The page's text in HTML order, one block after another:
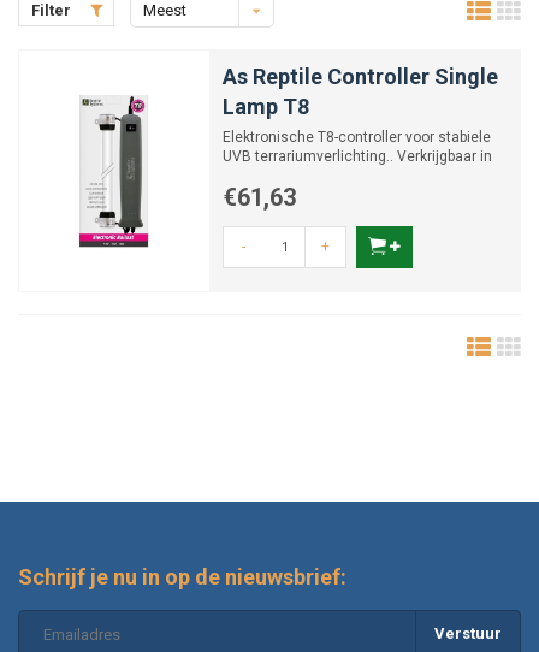
Filter
Meest
As Reptile Controller Single
Lamp T8
Elektronische T8-controller voor stabiele
UVB terrariumverlichting.. Verkrijgbaar in
€61,63
- +
Schrijf je nu in op de nieuwsbrief:
Verstuur